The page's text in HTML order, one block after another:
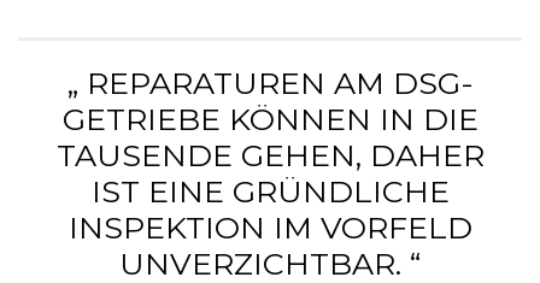
„ REPARATUREN AM DSG-
GETRIEBE KÖNNEN IN DIE
TAUSENDE GEHEN, DAHER
IST EINE GRÜNDLICHE
INSPEKTION IM VORFELD
UNVERZICHTBAR. “